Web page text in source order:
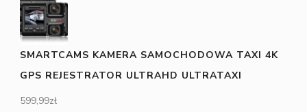
SMARTCAMS KAMERA SAMOCHODOWA TAXI 4K
GPS REJESTRATOR ULTRAHD ULTRATAXI
599,99zł